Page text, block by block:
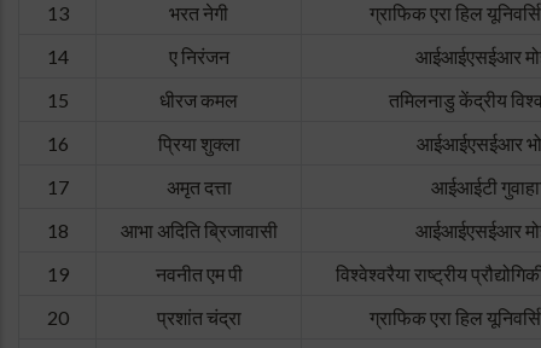
13
भरत नेगी
ग्राफिक एरा हिल
14
ए निरंजन
आईआईएसईआर
15
धीरज कमल
तमिलनाडु केंद्रीय
16
प्रिया शुक्ला
आईआईएसईआर
17
अमृत दत्ता
आईआईटी
18
आभा अदिति ब्रिजावासी
आईआईएसईआर
19
नवनीत एम पी
विश्वेश्वरैया राष्ट्रीय
20
प्रशांत चंद्रा
ग्राफिक एरा हिल